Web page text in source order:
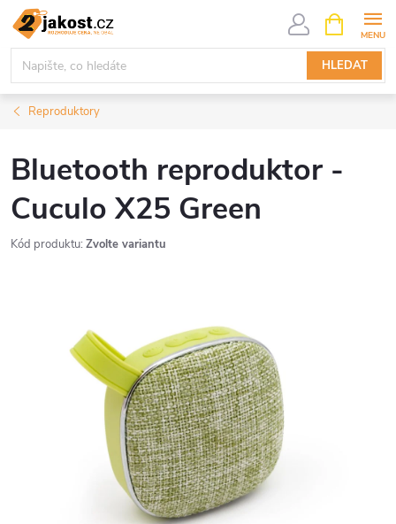
Přejít
obsah
HLEDAT
NÁKUPNÍ
KOŠÍK
Reproduktory
Bluetooth reproduktor -
Cuculo X25 Green
Kód produktu: Zvolte variantu